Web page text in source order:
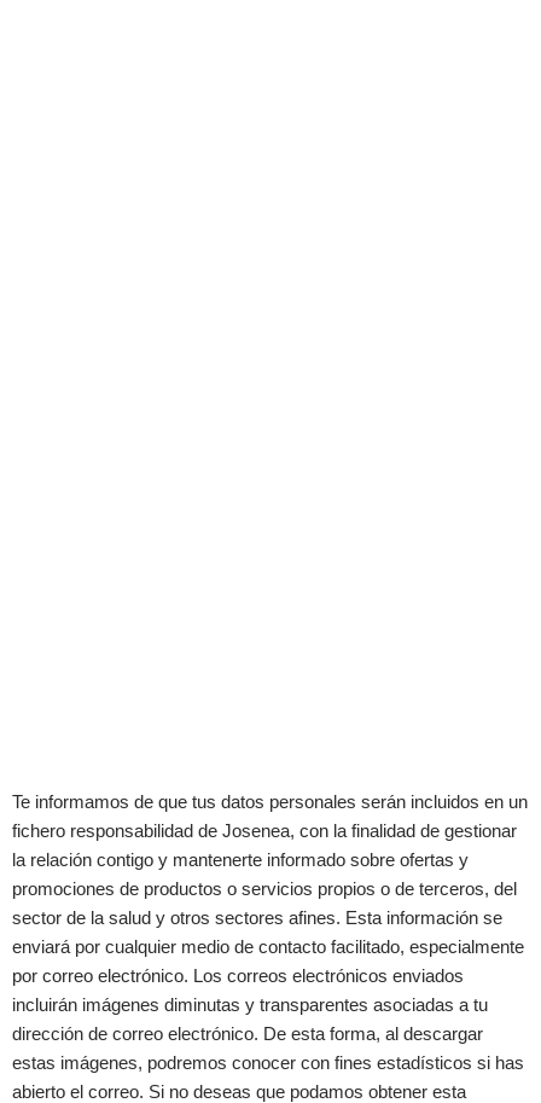
Te informamos de que tus datos personales serán incluidos en un
fichero responsabilidad de Josenea, con la finalidad de gestionar
la relación contigo y mantenerte informado sobre ofertas y
promociones de productos o servicios propios o de terceros, del
sector de la salud y otros sectores afines. Esta información se
enviará por cualquier medio de contacto facilitado, especialmente
por correo electrónico. Los correos electrónicos enviados
incluirán imágenes diminutas y transparentes asociadas a tu
dirección de correo electrónico. De esta forma, al descargar
estas imágenes, podremos conocer con fines estadísticos si has
abierto el correo. Si no deseas que podamos obtener esta